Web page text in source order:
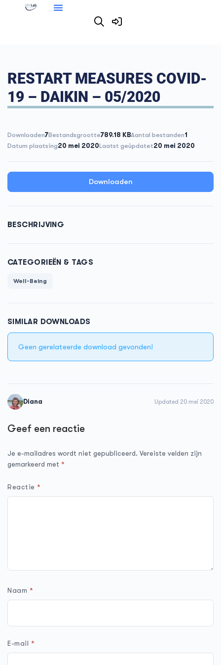
RESTART MEASURES COVID-
19 – DAIKIN – 05/2020
Downloaden7Bestandsgrootte789.18 KBAantal bestanden1
Datum plaatsing20 mei 2020Laatst geüpdatet20 mei 2020
Downloaden
BESCHRIJVING
CATEGORIEËN & TAGS
Well-Being
SIMILAR DOWNLOADS
Geen gerelateerde download gevonden!
Diana Updated 20 mei 2020
Geef een reactie
Je e-mailadres wordt niet gepubliceerd. Vereiste velden zijn
gemarkeerd met *
Reactie*
Naam *
E-mail *